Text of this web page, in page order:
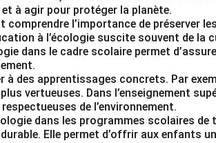
nature. Dans son lycée, il remarque avec
et s'habituent à gaspiller l'énergie.
avec ses professeurs. Ensemble, ils
poubelles de tri sélectif dans la cour de
à l'importance de réduire leur
beaucoup de volontaires se
pleinement conscients de l'urgence
à agir pour protéger la planète.
comprendre l’importance de préserver
à l’écologie suscite souvent de la
dans le cadre scolaire permet
à des apprentissages concrets. Par
vertueuses. Dans l’enseignement
de l’environnement.
dans les programmes scolaires de
Elle permet d’offrir aux enfants